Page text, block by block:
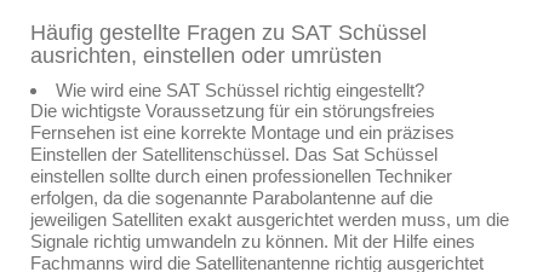
Häufig gestellte Fragen zu SAT Schüssel
ausrichten, einstellen oder umrüsten
Wie wird eine SAT Schüssel richtig eingestellt?
Die wichtigste Voraussetzung für ein störungsfreies
Fernsehen ist eine korrekte Montage und ein präzises
Einstellen der Satellitenschüssel. Das Sat Schüssel
einstellen sollte durch einen professionellen Techniker
erfolgen, da die sogenannte Parabolantenne auf die
jeweiligen Satelliten exakt ausgerichtet werden muss, um die
Signale richtig umwandeln zu können. Mit der Hilfe eines
Fachmanns wird die Satellitenantenne richtig ausgerichtet